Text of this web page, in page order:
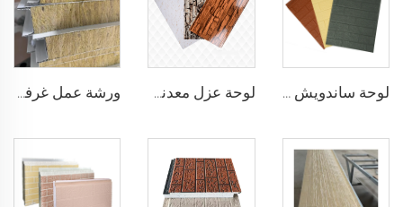
لوحة ساندويش PU معزولة مغلفة بالبولي يوريثين لوحة واجهة خارجية ألواح مركبة معدنية لوحة عزل معدني خارجي Pu لوحات رغوة بولي يوريثين الصلبة المعزولة المركبة ورشة عمل غرفة نظافة خالية من الغبار ألواح مركبة طعام ودرجة طبية صوف الصخور لوحة مغنيسيوم للأسطح الداخلية